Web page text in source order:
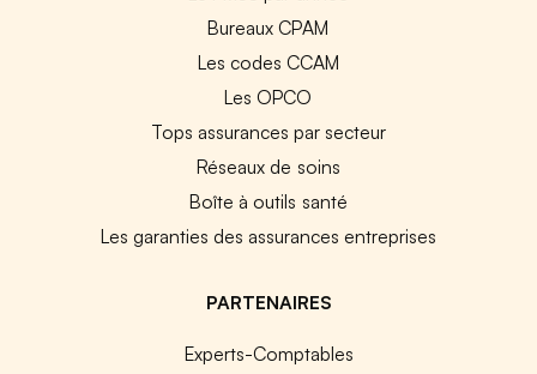
Bureaux CPAM
Les codes CCAM
Les OPCO
Tops assurances par secteur
Réseaux de soins
Boîte à outils santé
Les garanties des assurances entreprises
PARTENAIRES
Experts-Comptables